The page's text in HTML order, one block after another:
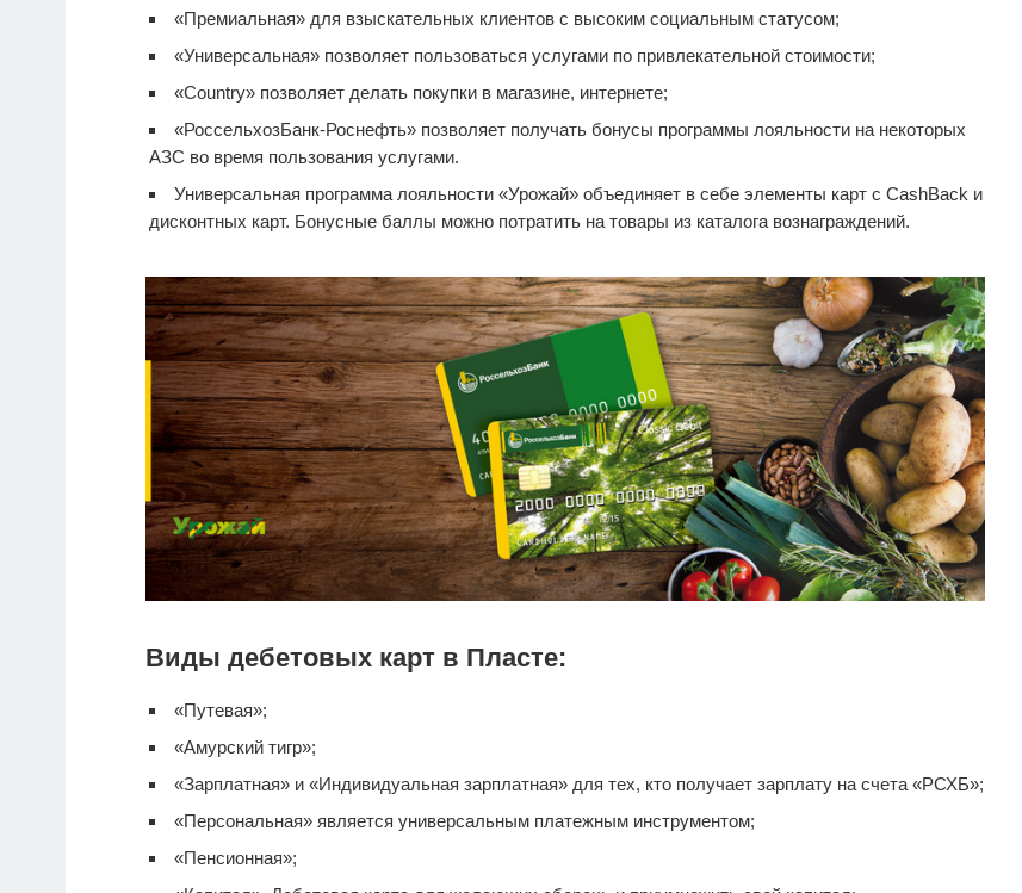
«Премиальная» для взыскательных клиентов с высоким социальным статусом;
«Универсальная» позволяет пользоваться услугами по привлекательной стоимости;
«Country» позволяет делать покупки в магазине, интернете;
«РоссельхозБанк-Роснефть» позволяет получать бонусы программы лояльности на некоторых
АЗС во время пользования услугами.
Универсальная программа лояльности «Урожай» объединяет в себе элементы карт с CashBack и
дисконтных карт. Бонусные баллы можно потратить на товары из каталога вознаграждений.
Виды дебетовых карт в Пласте:
«Путевая»;
«Амурский тигр»;
«Зарплатная» и «Индивидуальная зарплатная» для тех, кто получает зарплату на счета «РСХБ»;
«Персональная» является универсальным платежным инструментом;
«Пенсионная»;